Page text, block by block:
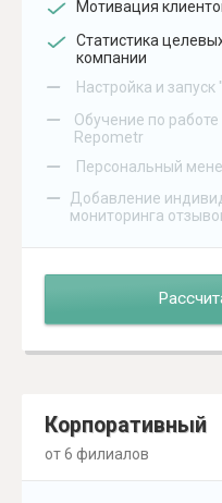
Мотивация
Статистика
компании
– Настройка и
–
Обучение по
Repometr
– Персональный
–
Добавление
мониторинга
Корпоративный
от 6 филиалов